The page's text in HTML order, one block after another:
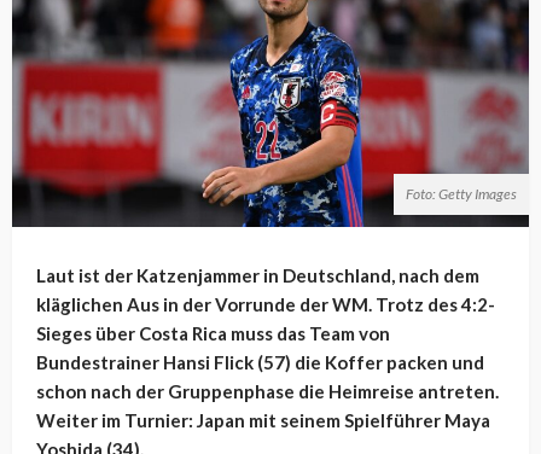
Foto: Getty Images
Laut ist der Katzenjammer in Deutschland, nach dem
kläglichen Aus in der Vorrunde der WM. Trotz des 4:2-
Sieges über Costa Rica muss das Team von
Bundestrainer Hansi Flick (57) die Koffer packen und
schon nach der Gruppenphase die Heimreise antreten.
Weiter im Turnier: Japan mit seinem Spielführer Maya
Yoshida (34).